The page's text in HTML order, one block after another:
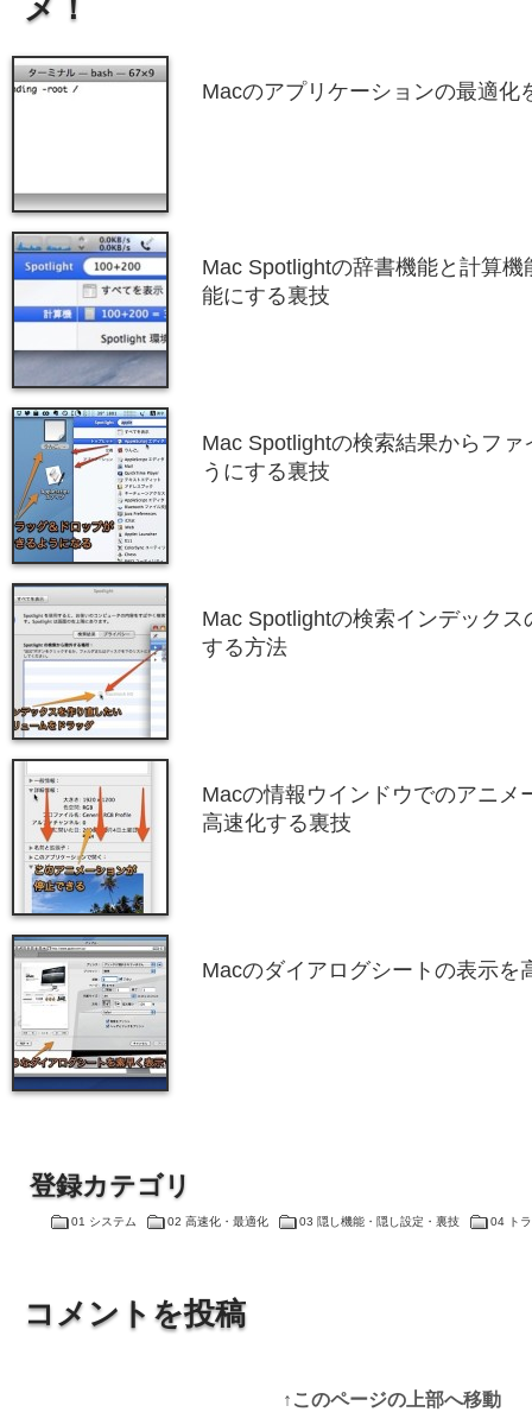
メ！
Macのアプリケーションの最適化
Mac Spotlightの辞書機能と計算
能にする裏技
Mac Spotlightの検索結果からフ
うにする裏技
Mac Spotlightの検索インデック
する方法
Macの情報ウインドウでのアニメ
高速化する裏技
Macのダイアログシートの表示を
登録カテゴリ
01 システム 02 高速化・最適化 03 隠し機能・隠し設定・裏技 04 ト
コメントを投稿
↑このページの上部へ移動